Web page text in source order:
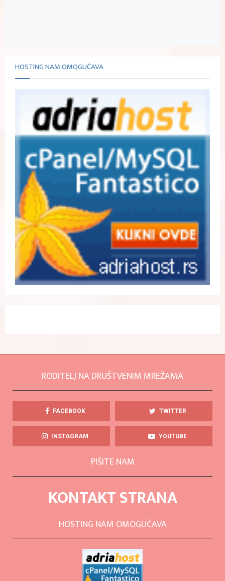
HOSTING NAM OMOGUĆAVA
RODITELJ NA DRUŠTVENIM MREŽAMA
FACEBOOK TWITTER
INSTAGRAM YOUTUBE
PIŠITE NAM
KONTAKT STRANA
HOSTING NAM OMOGUĆAVA